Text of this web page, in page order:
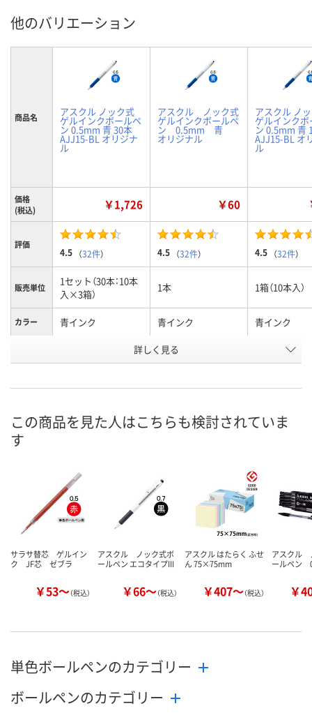
他のバリエーション
商品名 アスクル ノック式
ゲルインクボールペ
ン 0.5mm 青 30本
AJJ15-BL オリジナ
ル
アスクル ノック式
ゲルインクボールペ
ン 0.5mm 青
オリジナル
アスクル ノ
ゲルインク
ン 0.5mm 青
AJJ15-BL オ
ル
価格
(税込)
￥1,726 ￥60
評価
4.5 （32件） 4.5 （32件） 4.5 （32件）
販売単位
1セット（30本：10本
入×3箱）
1本 1箱（10本入）
カラー 青インク 青インク 青インク
7787924 1250008
8月8日（土）
詳しく見る
この商品を見た人はこちらも検討されていま
す
サラサ替芯 ゲルイン
ク JF芯 ゼブラ
￥53～（税込）
アスクル ノック式ボ
ールペン エコタイプIII
￥66～（税込）
アスクル はたらく ふせ
ん 75×75mm
￥407～（税込）
アスクル
ールペン
￥
単色ボールペンのカテゴリー
ボールペンのカテゴリー